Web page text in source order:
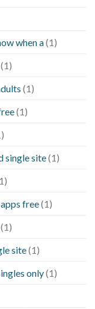
when a(1)
(1)
(1)
(1)
single site(1)
free(1)
(1)
site(1)
only(1)